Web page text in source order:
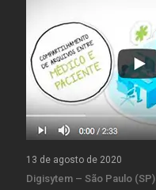
13 de agosto de 2020
Digisytem – São Paulo (SP)